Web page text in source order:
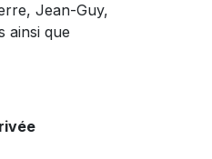
Jean-Guy,
ainsi que